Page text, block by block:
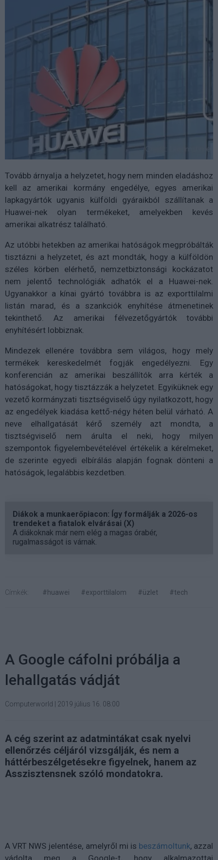
Tovább árnyalja a helyzetet, hogy nem minden eladáshoz
kell az amerikai kormány engedélye, egyes amerikai
lapkagyártók ugyanis külföldi gyáraikból szállítanak a
Huawei-nek olyan termékeket, amelyekben kevés
amerikai alkatrész található.
Az utóbbi hetekben az amerikai hatóságok megpróbálták
tisztázni a helyzetet, és azt mondták, hogy a külföldön
széles körben elérhető, nemzetbiztonsági kockázatot
nem jelentő technológiák adhatók el a Huawei-nek.
Ugyanakkor a kínai gyártó továbbra is az exporttilalmi
listán marad, és a szankciók enyhítése átmenetinek
tekinthető. Az amerikai félvezetőgyártók további
enyhítésért lobbiznak.
Mindezek ellenére továbbra sem világos, hogy mely
termékek kereskedelmét fogják engedélyezni. Egy
konferencián az amerikai beszállítók arra kérték a
hatóságokat, hogy tisztázzák a helyzetet. Egyiküknek egy
vezető kormányzati tisztségviselő úgy nyilatkozott, hogy
az engedélyek kiadása kettő-négy héten belül várható. A
neve elhallgatását kérő személy azt mondta, a
tisztségviselő nem árulta el neki, hogy milyen
szempontok figyelembevételével értékelik a kérelmeket,
de szerinte egyedi elbírálás alapján fognak dönteni a
hatóságok, legalábbis kezdetben.
Diákok a munkaerőpiacon: Így formálják a 2026-os
trendeket a fiatalok elvárásai (X)
A diákoknak már nem elég a magas órabér,
rugalmasságot is várnak.
Címkék: #huawei #exporttilalom #üzlet #tech
A Google cáfolni próbálja a
lehallgatás vádját
Computerworld 2019 július 16. 08:00
A cég szerint az adatmintákat csak nyelvi
ellenőrzés céljáról vizsgálják, és nem a
háttérbeszélgetésekre figyelnek, hanem az
Asszisztensnek szóló mondatokra.
A VRT NWS jelentése, amelyről mi is beszámoltunk, azzal